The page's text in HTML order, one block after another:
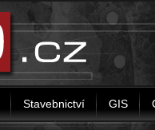
Stavebnictví GIS